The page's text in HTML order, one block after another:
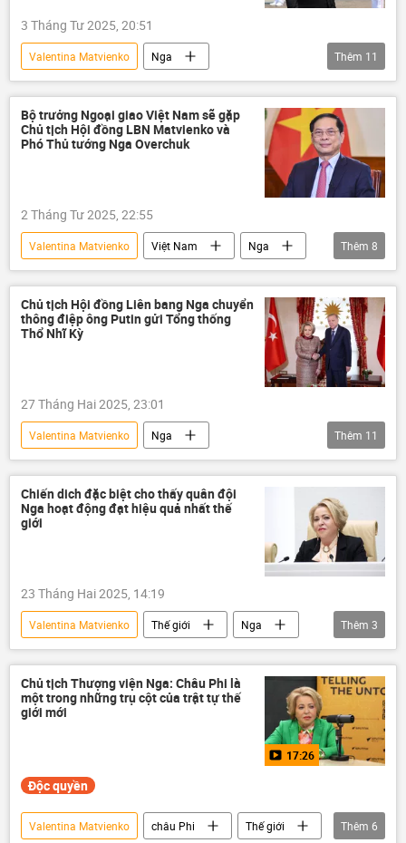
quan hệ song phương
3 Tháng Tư 2025, 20:51
Valentina Matvienko
Nga
Dmitry Medvedev
Thế giới
Chính trị
Bùi Thanh Sơn
thông tin
Hợp tác Nga-Việt
Chuyến thăm của Bộ trưởng Ngoại giao Việt Nam Bùi Thanh Sơn tới Nga
quan hệ
hợp tác
Trần Thanh Mẫn
Thêm 11
Bộ trưởng Ngoại giao Việt Nam sẽ gặp
Chủ tịch Hội đồng LBN Matvienko và
Phó Thủ tướng Nga Overchuk
2 Tháng Tư 2025, 22:55
Valentina Matvienko Việt Nam
Nga
Hợp tác Nga-Việt
hợp tác
Thế giới
Chuyến thăm của Bộ trưởng Ngoại giao Việt Nam Bùi Thanh Sơn tới Nga
Sergey Lavrov
Quốc hội Nga
Thêm 8
Chủ tịch Hội đồng Liên bang Nga chuyển
thông điệp ông Putin gửi Tổng thống
Thổ Nhĩ Kỳ
27 Tháng Hai 2025, 23:01
Valentina Matvienko
Nga
Hội đồng Liên bang Nga
Thổ Nhĩ Kỳ
Tayyip Erdogan
Vladimir Putin
Istanbul
Thế giới
Chính trị
Thêm 11
Chiến dich đặc biệt cho thấy quân đội
Nga hoạt động đạt hiệu quả nhất thế
giới
23 Tháng Hai 2025, 14:19
Valentina Matvienko Thế giới
Nga
Hải quân Nga
Quân đội Nga
Quân sự
Thêm 3
Chủ tịch Thượng viện Nga: Châu Phi là
một trong những trụ cột của trật tự thế
giới mới
17:26
Độc quyền
Valentina Matvienko châu Phi
Thế giới
Thêm 6